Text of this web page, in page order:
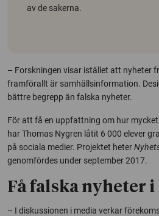
av de sakerna.
– Forskningen visar istället att nyheter
framförallt är samhällsinformation.
bättre begrepp än falska nyheter.
För att få en uppfattning om hur
har Thomas Nygren låtit 6 000 elever
på sociala medier. Projektet heter
genomfördes under september 2017.
Få falska nyheter
– I diskussionen i media verkar